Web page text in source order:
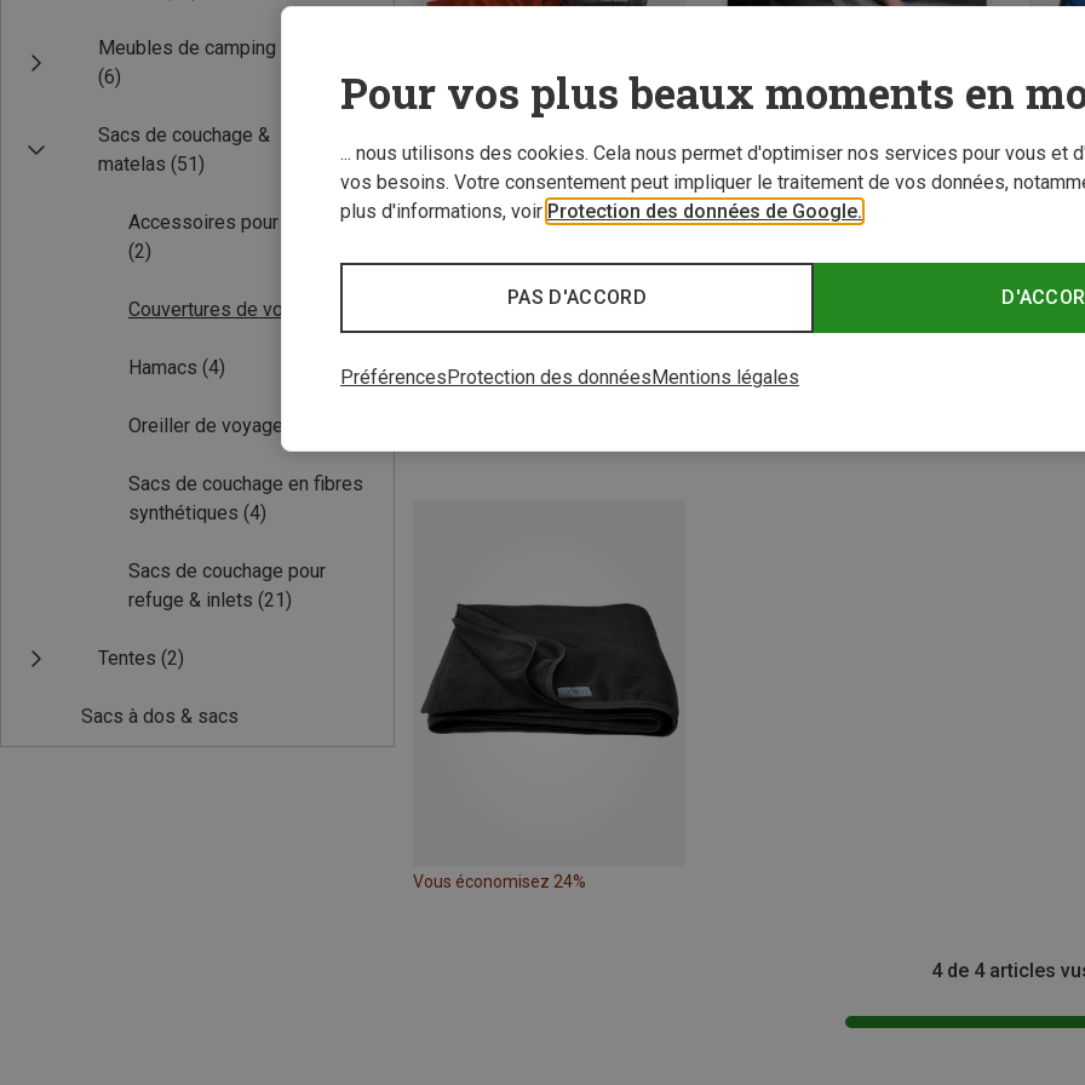
Meubles de camping
(6)
Sacs de couchage &
matelas (51)
Accessoires pour hamacs
(2)
Couvertures de voyage
Hamacs (4)
Oreiller de voyage
Sacs de couchage en fibres
synthétiques (4)
Sacs de couchage pour
refuge & inlets (21)
Tentes (2)
Sacs à dos & sacs
Cocoon | Couvertures de voyage
Vous économisez 24%
4 de 4 articles
Pour vos plus beaux moments en
... nous utilisons des cookies. Cela nous permet d'optimiser nos services pour vous et
vos besoins. Votre consentement peut impliquer le traitement de vos données,
plus d'informations, voir Protection des données de Google.
PAS D'ACCORD
Préférences Protection des données Mentions légales